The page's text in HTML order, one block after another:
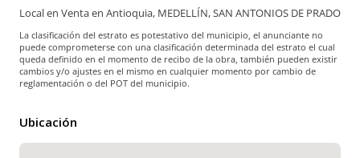
Local en Venta en Antioquia, MEDELLÍN, SAN ANTONIOS DE PRADO
La clasificación del estrato es potestativo del municipio, el anunciante no
puede comprometerse con una clasificación determinada del estrato el cual
queda definido en el momento de recibo de la obra, también pueden existir
cambios y/o ajustes en el mismo en cualquier momento por cambio de
reglamentación o del POT del municipio.
Ubicación